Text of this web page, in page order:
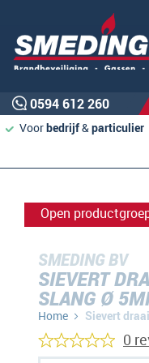
0594 612 260
Voorbedrijf&particulier
Open
SMEDING BV
SIEVERT
SLANG Ø
Home Sievert
0